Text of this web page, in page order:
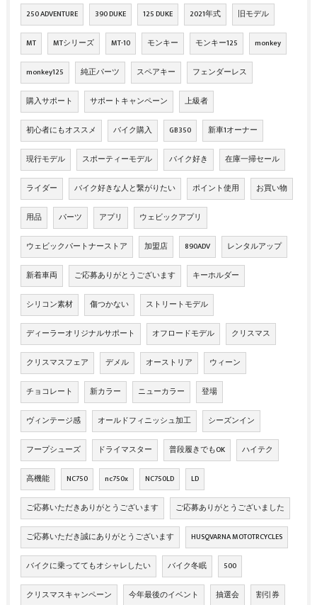
250 ADVENTURE 390 DUKE 125 DUKE 2021年式 旧モデル
MT MTシリーズ MT-10 モンキー モンキー125 monkey
monkey125 純正パーツ スペアキー フェンダーレス
購入サポート サポートキャンペーン 上級者
初心者にもオススメ バイク購入 GB350 新車1オーナー
現行モデル スポーティーモデル バイク好き 在庫一掃セール
ライダー バイク好きな人と繋がりたい ポイント使用 お買い物
用品 パーツ アプリ ウェビックアプリ
ウェビックパートナーストア 加盟店 890ADV レンタルアップ
新着車両 ご応募ありがとうございます キーホルダー
シリコン素材 傷つかない ストリートモデル
ディーラーオリジナルサポート オフロードモデル クリスマス
クリスマスフェア デメル オーストリア ウィーン
チョコレート 新カラー ニューカラー 登場
ヴィンテージ感 オールドフィニッシュ加工 シーズンイン
フープシューズ ドライマスター 普段履きでもOK ハイテク
高機能 NC750 nc750x NC750LD LD
ご応募いただきありがとうございます ご応募ありがとうございました
ご応募いただき誠にありがとうございます HUSQVARNA MOTOTRCYCLES
バイクに乗っててもオシャレしたい バイク冬眠 500
クリスマスキャンペーン 今年最後のイベント 抽選会 割引券